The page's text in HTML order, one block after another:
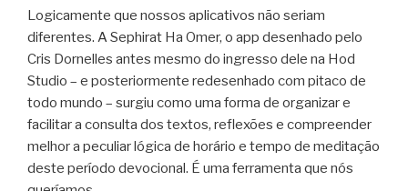
Logicamente que nossos aplicativos não seriam
diferentes. A Sephirat Ha Omer, o app desenhado pelo
Cris Dornelles antes mesmo do ingresso dele na Hod
Studio – e posteriormente redesenhado com pitaco de
todo mundo – surgiu como uma forma de organizar e
facilitar a consulta dos textos, reflexões e compreender
melhor a peculiar lógica de horário e tempo de meditação
deste período devocional. É uma ferramenta que nós